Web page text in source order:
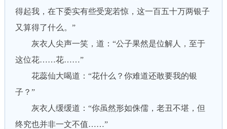
得起我，在下委实有些受宠若惊，这一百五十万两银子
又算得了什么。”
灰衣人尖声一笑，道：“公子果然是位解人，至于
这位花……花……”
花蕊仙大喝道：“花什么？你难道还敢要我的银
子？”
灰衣人缓缓道：“你虽然形如侏儒，老丑不堪，但
终究也并非一文不值……”